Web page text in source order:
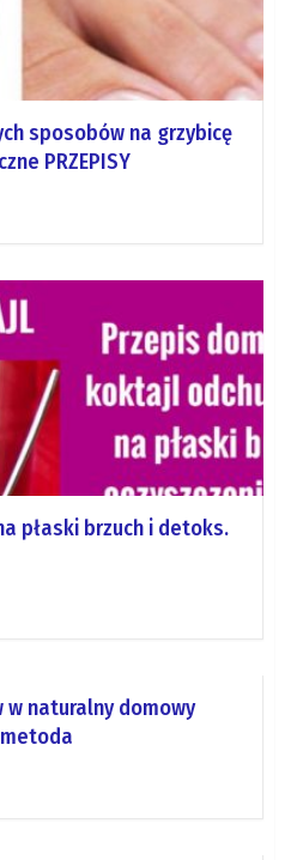
sposobów na grzybicę
PRZEPISY
płaski brzuch i detoks.
w naturalny domowy